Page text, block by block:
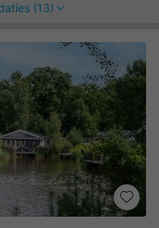
(13)